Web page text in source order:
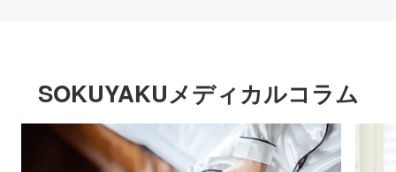
SOKUYAKUメディカルコラム